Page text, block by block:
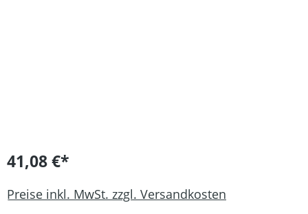
41,08 €*
Preise inkl. MwSt. zzgl. Versandkosten